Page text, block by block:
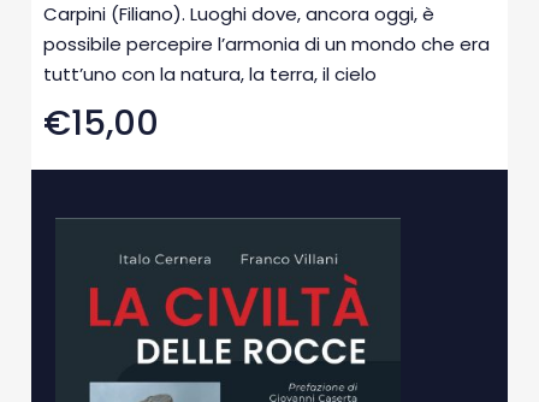
Carpini (Filiano). Luoghi dove, ancora oggi, è
possibile percepire l’armonia di un mondo che era
tutt’uno con la natura, la terra, il cielo
€15,00